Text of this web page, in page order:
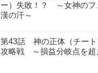
ー）失敗！？ ～女神のフ
漢の汗～
第43話 神の正体（チート
攻略戦 ～損益分岐点を超